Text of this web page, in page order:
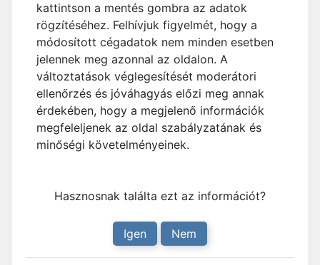
kattintson a mentés gombra az adatok
rögzítéséhez. Felhívjuk figyelmét, hogy a
módosított cégadatok nem minden esetben
jelennek meg azonnal az oldalon. A
változtatások véglegesítését moderátori
ellenőrzés és jóváhagyás előzi meg annak
érdekében, hogy a megjelenő információk
megfeleljenek az oldal szabályzatának és
minőségi követelményeinek.
Hasznosnak találta ezt az információt?
Igen Nem